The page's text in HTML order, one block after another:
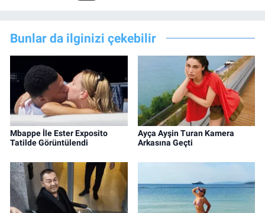
Bunlar da ilginizi çekebilir
Mbappe İle Ester Exposito
Tatilde Görüntülendi
Ayça Ayşin Turan Kamera
Arkasına Geçti